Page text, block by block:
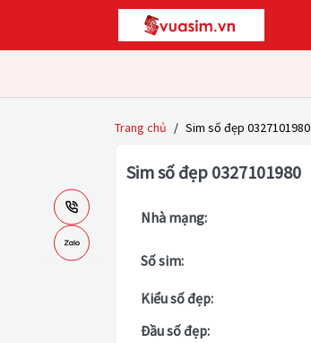
Trang chủ / Sim số đẹp 0327101980
Sim số đẹp 0327101980
Nhà mạng:
Số sim:
Kiểu số đẹp:
Đầu số đẹp: